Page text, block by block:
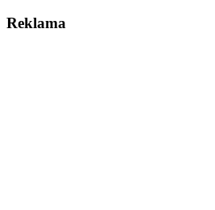
Reklama